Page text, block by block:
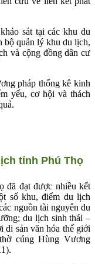
sát tại các khu du
bộ quản lý khu du lịch,
và cộng đồng dân cư
pháp thống kê kinh
yếu, cơ hội và thách
tỉnh Phú Thọ
đạt được nhiều kết
số khu, điểm dulịch
nguồn tài nguyên du
du lịch sinh thái –
di sản văn hóa thế giới
cúng Hùng Vương